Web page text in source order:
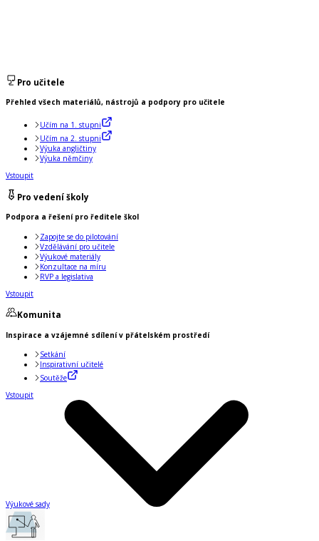
Pro učitele
Přehled všech materiálů, nástrojů a podpory pro učitele
Učím na 1. stupni
Učím na 2. stupni
Výuka angličtiny
Výuka němčiny
Vstoupit
Pro vedení školy
Podpora a řešení pro ředitele škol
Zapojte se do pilotování
Vzdělávání pro učitele
Výukové materiály
Konzultace na míru
RVP a legislativa
Vstoupit
Komunita
Inspirace a vzájemné sdílení v přátelském prostředí
Setkání
Inspirativní učitelé
Soutěže
Vstoupit
Výukové sady